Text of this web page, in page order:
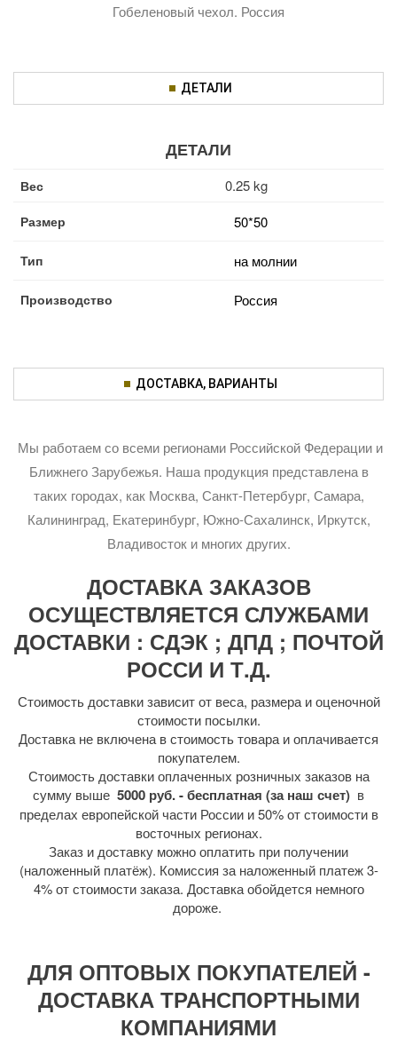
Гобеленовый чехол. Россия
ДЕТАЛИ
ДЕТАЛИ
Вес 0.25 kg
Размер 50*50
Тип на молнии
Производство Россия
ДОСТАВКА, ВАРИАНТЫ
Мы работаем со всеми регионами Российской Федерации и
Ближнего Зарубежья. Наша продукция представлена в
таких городах, как Москва, Санкт-Петербург, Самара,
Калининград, Екатеринбург, Южно-Сахалинск, Иркутск,
Владивосток и многих других.
ДОСТАВКА ЗАКАЗОВ
ОСУЩЕСТВЛЯЕТСЯ СЛУЖБАМИ
ДОСТАВКИ : СДЭК ; ДПД ; ПОЧТОЙ
РОССИ И Т.Д.
Стоимость доставки зависит от веса, размера и оценочной
стоимости посылки.
Доставка не включена в стоимость товара и оплачивается
покупателем.
Стоимость доставки оплаченных розничных заказов на
сумму выше 5000 руб. - бесплатная (за наш счет) в
пределах европейской части России и 50% от стоимости в
восточных регионах.
Заказ и доставку можно оплатить при получении
(наложенный платёж). Комиссия за наложенный платеж 3-
4% от стоимости заказа. Доставка обойдется немного
дороже.
ДЛЯ ОПТОВЫХ ПОКУПАТЕЛЕЙ -
ДОСТАВКА ТРАНСПОРТНЫМИ
КОМПАНИЯМИ